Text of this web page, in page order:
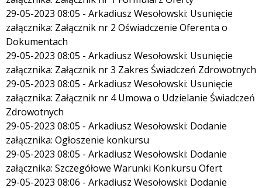
29-05-2023 08:05 - Arkadiusz Wesołowski: Usunięcie
załącznika: Załącznik nr 2 Oświadczenie Oferenta o
Dokumentach
29-05-2023 08:05 - Arkadiusz Wesołowski: Usunięcie
załącznika: Załącznik nr 3 Zakres Świadczeń Zdrowotnych
29-05-2023 08:05 - Arkadiusz Wesołowski: Usunięcie
załącznika: Załącznik nr 4 Umowa o Udzielanie Świadczeń
Zdrowotnych
29-05-2023 08:05 - Arkadiusz Wesołowski: Dodanie
załącznika: Ogłoszenie konkursu
29-05-2023 08:05 - Arkadiusz Wesołowski: Dodanie
załącznika: Szczegółowe Warunki Konkursu Ofert
29-05-2023 08:06 - Arkadiusz Wesołowski: Dodanie